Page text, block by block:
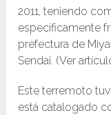
2011, teniendo
específicamente
prefectura de
Sendai. (Ver
Este terremoto
está catalogado